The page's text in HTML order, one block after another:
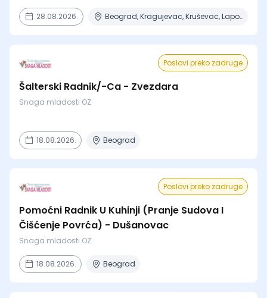
28.08.2026. Beograd, Kragujevac, Kruševac, Lapovo, Niš + 4 mesta
Poslovi preko zadruge
Šalterski Radnik/-Ca - Zvezdara
Snaga mladosti OZ
18.08.2026. Beograd
Poslovi preko zadruge
Pomoćni Radnik U Kuhinji (Pranje Sudova I
Čišćenje Povrća) - Dušanovac
Snaga mladosti OZ
18.08.2026. Beograd